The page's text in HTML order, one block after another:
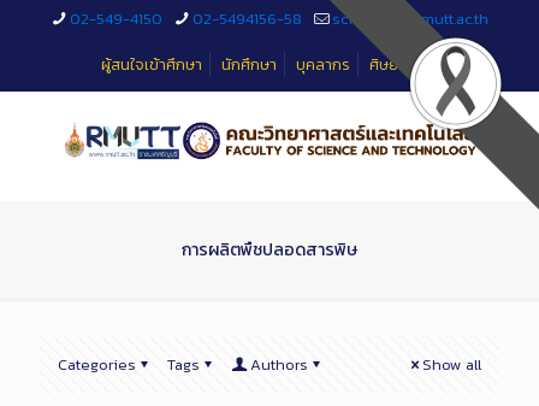
02-549-4150 02-5494156-58
sciteched@rmutt.ac.th
ผู้สนใจเข้าศึกษา
นักศึกษา บุคลากร ศิษย์เก่า
การผลิตพืชปลอดสารพิษ
Categories Tags Authors Show all